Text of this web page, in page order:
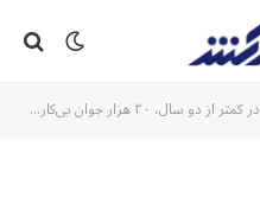
در کمتر از دو سال، ۲۰ هزار جوان بی‌کار پنجشیری صاحب کار شدند